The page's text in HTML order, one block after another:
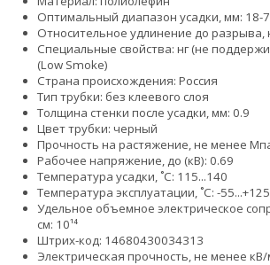
Оптимальный диапазон усадки, мм: 18-
Относительное удлинение до разрыва,
Специальные свойства: нг (не
(Low Smoke)
Страна происхождения: Россия
Тип трубки: без клеевого слоя
Толщина стенки после усадки, мм: 0.9
Цвет трубки: черный
Прочность на растяжение, не менее
Рабочее напряжение, до (кВ): 0.69
Температура усадки, ˚С: 115...140
Температура эксплуатации, ˚С: -55...+125
Удельное объемное электрическое
см: 10¹⁴
Штрих-код: 14680430034313
Электрическая прочность, не менее